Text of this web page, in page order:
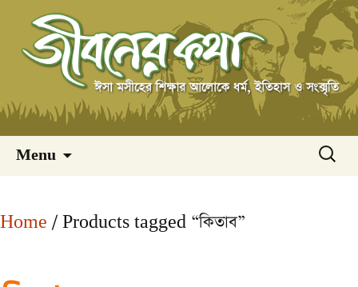
Menu
Skip
to
Home / Products tagged “কিতাব”